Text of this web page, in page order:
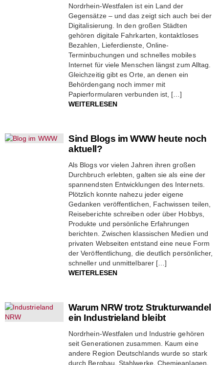
Nordrhein-Westfalen ist ein Land der
Gegensätze – und das zeigt sich auch bei der
Digitalisierung. In den großen Städten
gehören digitale Fahrkarten, kontaktloses
Bezahlen, Lieferdienste, Online-
Terminbuchungen und schnelles mobiles
Internet für viele Menschen längst zum Alltag.
Gleichzeitig gibt es Orte, an denen ein
Behördengang noch immer mit
Papierformularen verbunden ist, […]
WEITERLESEN
Sind Blogs im WWW heute noch
aktuell?
Als Blogs vor vielen Jahren ihren großen
Durchbruch erlebten, galten sie als eine der
spannendsten Entwicklungen des Internets.
Plötzlich konnte nahezu jeder eigene
Gedanken veröffentlichen, Fachwissen teilen,
Reiseberichte schreiben oder über Hobbys,
Produkte und persönliche Erfahrungen
berichten. Zwischen klassischen Medien und
privaten Webseiten entstand eine neue Form
der Veröffentlichung, die deutlich persönlicher,
schneller und unmittelbarer […]
WEITERLESEN
Warum NRW trotz Strukturwandel
ein Industrieland bleibt
Nordrhein-Westfalen und Industrie gehören
seit Generationen zusammen. Kaum eine
andere Region Deutschlands wurde so stark
durch Bergbau, Stahlwerke, Chemieanlagen,